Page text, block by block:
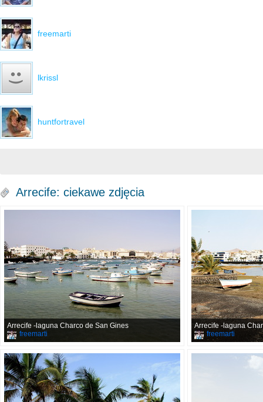
freemarti
lkrissl
huntfortravel
Arrecife: ciekawe zdjęcia
Arrecife -laguna Charco de San Gines
freemarti
Arrecife -laguna
freemarti